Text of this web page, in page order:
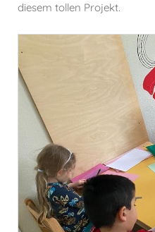
diesem tollen Projekt.